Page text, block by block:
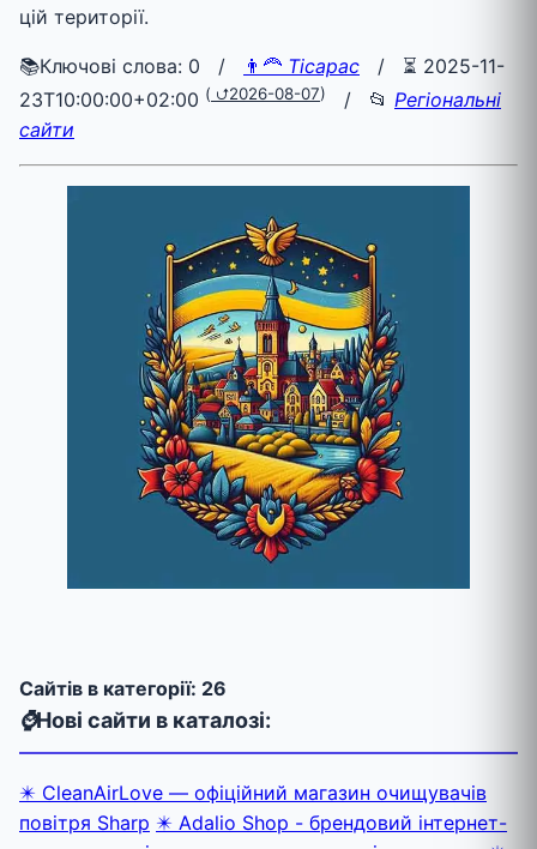
цій території.
📚Ключові слова: 0 / 👨‍🦰 Ticapac / ⏳ 2025-11-
23T10:00:00+02:00 ( ⮍2026-08-07) / 📂 Регіональні
сайти
Cайтів в категорії: 26
⌚Нові сайти в каталозі:
✴️ CleanAirLove — офіційний магазин очищувачів
повітря Sharp ✴️ Adalio Shop - брендовий інтернет-